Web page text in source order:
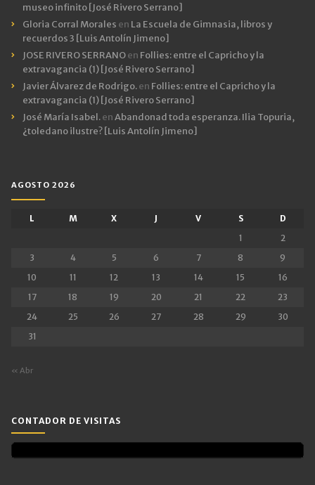
museo infinito [José Rivero Serrano]
Gloria Corral Morales en La Escuela de Gimnasia, libros y
recuerdos 3 [Luis Antolín Jimeno]
JOSE RIVERO SERRANOen Follies: entre el Capricho y la
extravagancia (1) [José Rivero Serrano]
Javier Álvarez de Rodrigo.en Follies: entre el Capricho y la
extravagancia (1) [José Rivero Serrano]
José María Isabel.enAbandonad toda esperanza. Ilia Topuria,
¿toledano ilustre? [Luis Antolín Jimeno]
AGOSTO 2026
L M X J V S
D
1
2
3
4 5 6 7 8
9
10
11 12 13 14 15
16
17
18 19 20 21 22
23
24
25 26 27 28 29
30
31
« Abr
CONTADOR DE VISITAS